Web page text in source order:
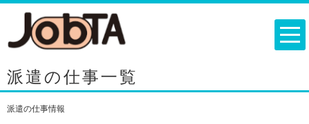
派遣の仕事一覧
派遣の仕事情報